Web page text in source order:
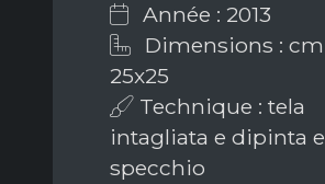
Année : 2013
Dimensions : cm
25x25
Technique : tela
intagliata e dipinta e
specchio